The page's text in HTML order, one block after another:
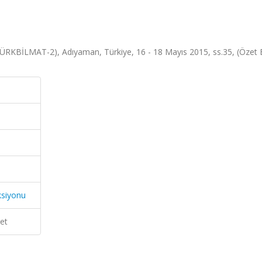
2), Adıyaman, Türkiye, 16 - 18 Mayıs 2015, ss.35, (Özet